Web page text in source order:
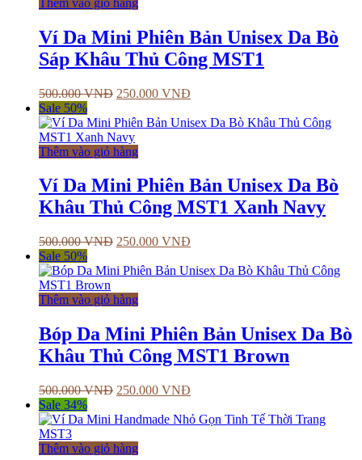
Ví Da Mini Phiên Bản Unisex Da Bò
Sáp Khâu Thủ Công MST1
500.000VNĐ 250.000 VNĐ
Sale 50%
Thêm vào giỏ hàng
Ví Da Mini Phiên Bản Unisex Da Bò
Khâu Thủ Công MST1 Xanh Navy
500.000VNĐ 250.000 VNĐ
Sale 50%
Thêm vào giỏ hàng
Bóp Da Mini Phiên Bản Unisex Da Bò
Khâu Thủ Công MST1 Brown
500.000VNĐ 250.000 VNĐ
Sale 34%
Thêm vào giỏ hàng